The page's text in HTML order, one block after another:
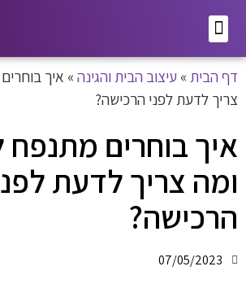
דף הבית » עיצוב הבית והגינה » איך
צריך לדעת לפני הרכישה?
איך בוחרים מתנפח
ומה צריך לדעת
הרכישה?
07/05/2023